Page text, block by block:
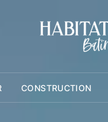
CONSTRUCTION